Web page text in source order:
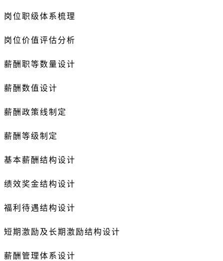
岗位职级体系梳理
岗位价值评估分析
薪酬职等数量设计
薪酬数值设计
薪酬政策线制定
薪酬等级制定
基本薪酬结构设计
绩效奖金结构设计
福利待遇结构设计
短期激励及长期激励结构设计
薪酬管理体系设计